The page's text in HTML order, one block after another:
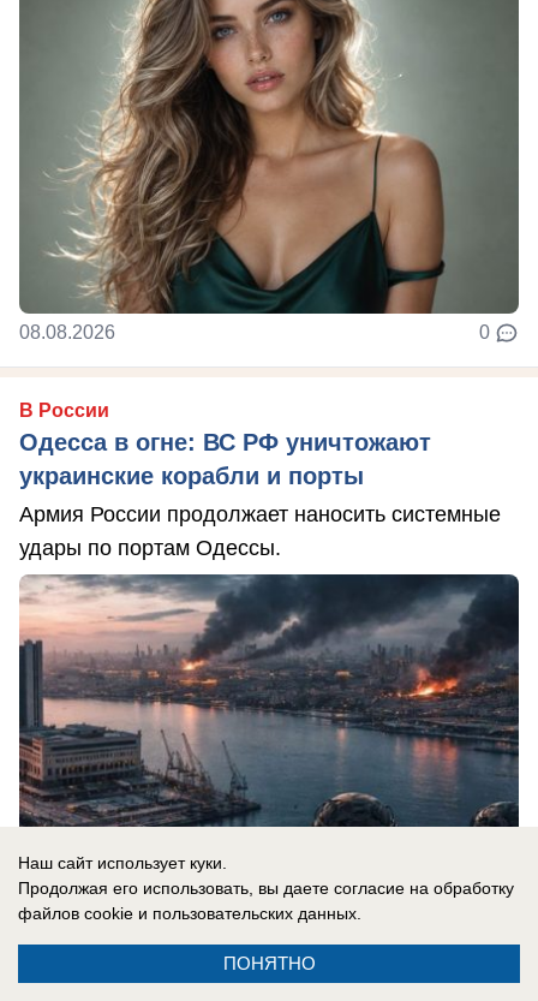
08.08.2026 0
В России
Одесса в огне: ВС РФ уничтожают
украинские корабли и порты
Армия России продолжает наносить системные
удары по портам Одессы.
Наш сайт использует куки.
Продолжая его использовать, вы даете согласие на обработку
файлов cookie и пользовательских данных.
ПОНЯТНО